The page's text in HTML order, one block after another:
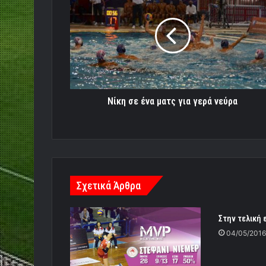
ένα
ματς
για
γερά
νεύρα
Νίκη σε ένα ματς για γερά νεύρα
Σχετικά Άρθρα
Στην τελική
04/05/2016